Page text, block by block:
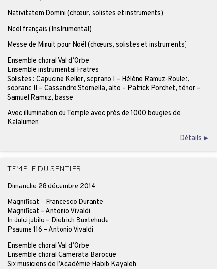
Nativitatem Domini (chœur, solistes et instruments)
Noël français (Instrumental)
Messe de Minuit pour Noël (chœurs, solistes et instruments)
Ensemble choral Val d’Orbe
Ensemble instrumental Fratres
Solistes : Capucine Keller, soprano I – Hélène Ramuz-Roulet,
soprano II – Cassandre Stornella, alto – Patrick Porchet, ténor –
Samuel Ramuz, basse
Avec illumination du Temple avec près de 1000 bougies de
Kalalumen
Détails ►
TEMPLE DU SENTIER
Dimanche 28 décembre 2014
Magnificat – Francesco Durante
Magnificat – Antonio Vivaldi
In dulci jubilo – Dietrich Buxtehude
Psaume 116 – Antonio Vivaldi
Ensemble choral Val d’Orbe
Ensemble choral Camerata Baroque
Six musiciens de l’Académie Habib Kayaleh